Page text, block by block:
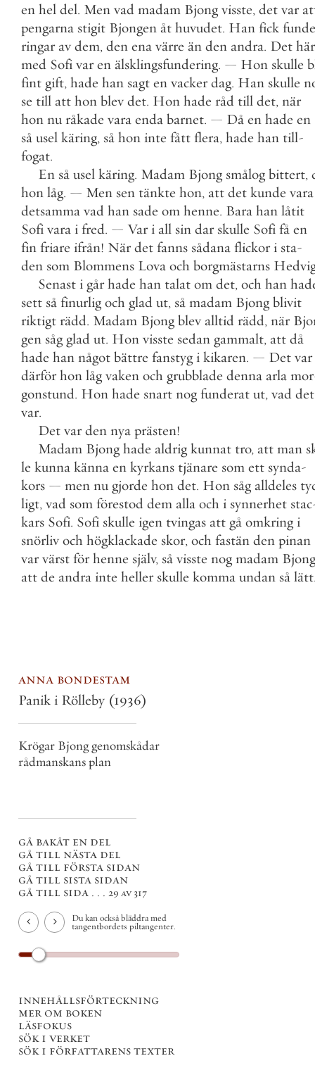
en hel del. Men vad madam Bjong visste, det var
pengarna stigit Bjongen åt huvudet. Han fick funde
ringar av dem, den ena värre än den andra. Det här
med Sofi var en älsklingsfundering. — Hon skulle
fint gift, hade han sagt en vacker dag. Han skulle
se till att hon blev det. Hon hade råd till det, när
hon nu råkade vara enda barnet. — Då en hade en
så usel käring, så hon inte fått flera, hade han till-
fogat.
En så usel käring. Madam Bjong smålog bittert,
hon låg. — Men sen tänkte hon, att det kunde vara
detsamma vad han sade om henne. Bara han låtit
Sofi vara i fred. — Var i all sin dar skulle Sofi få en
fin friare ifrån! När det fanns sådana flickor i sta-
den som Blommens Lova och borgmästarns
Senast i går hade han talat om det, och han
sett så finurlig och glad ut, så madam Bjong blivit
riktigt rädd. Madam Bjong blev alltid rädd, när
gen såg glad ut. Hon visste sedan gammalt, att då
hade han något bättre fanstyg i kikaren. — Det var
därför hon låg vaken och grubblade denna arla mor
gonstund. Hon hade snart nog funderat ut, vad det
var.
Det var den nya prästen!
Madam Bjong hade aldrig kunnat tro, att man
le kunna känna en kyrkans tjänare som ett synda-
kors — men nu gjorde hon det. Hon såg alldeles
ligt, vad som förestod dem alla och i synnerhet stac
kars Sofi. Sofi skulle igen tvingas att gå omkring i
snörliv och högklackade skor, och fastän den pinan
var värst för henne själv, så visste nog madam Bjong
att de andra inte heller skulle komma undan så lätt
anna bondestam
Panik i Rölleby (1936)
Krögar Bjong genomskådar
rådmanskans plan
gå bakåt en del
gå till nästa del
gå till första sidan
gå till sista sidan
gå till sida . . . 29 av 317
Du kan också bläddra med
tangentbordets piltangenter.
innehållsförteckning
mer om boken
läsfokus
sök i verket
sök i författarens texter